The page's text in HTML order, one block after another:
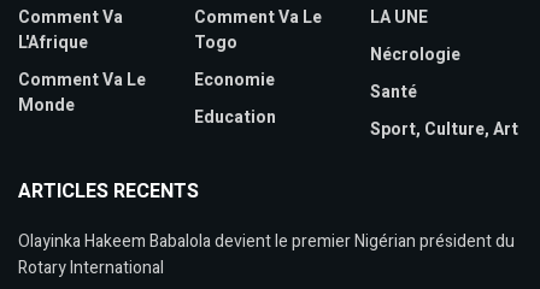
Comment Va
L'Afrique
Comment Va Le
Monde
Comment Va Le
Togo
Economie
Education
LA UNE
Nécrologie
Santé
Sport, Culture, Art
ARTICLES RECENTS
Olayinka Hakeem Babalola devient le premier Nigérian président du
Rotary International